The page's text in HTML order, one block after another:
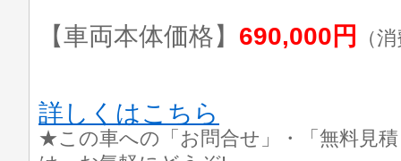
【車両本体価格】 690,000円 （
詳しくはこちら
★この車への「お問合せ」・「無料見